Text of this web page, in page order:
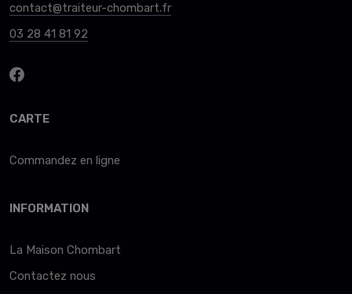
contact@traiteur-chombart.fr
03 28 41 81 92
CARTE
Commandez en ligne
INFORMATION
La Maison Chombart
Contactez nous